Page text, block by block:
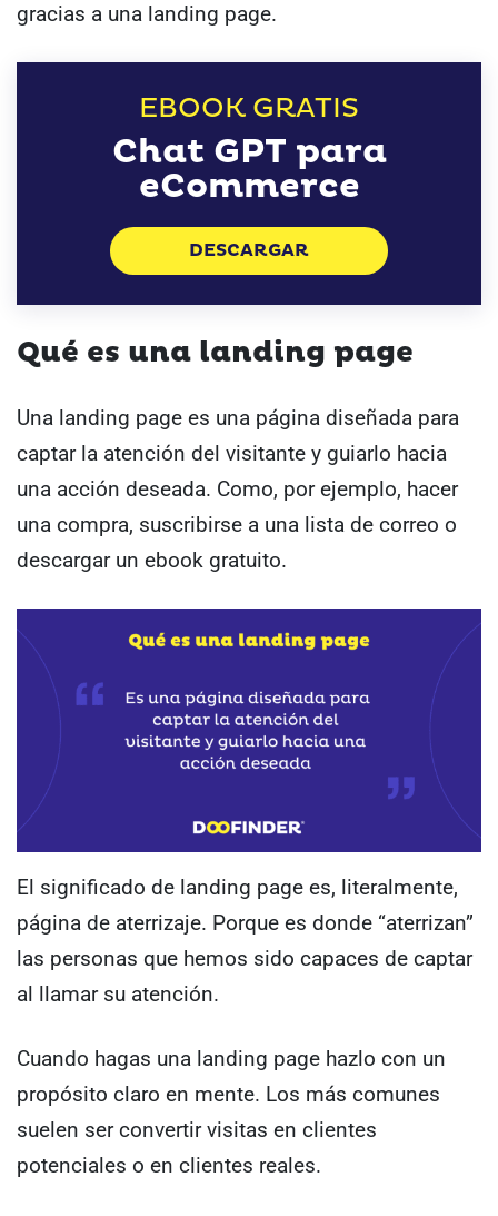
gracias a una landing page.
EBOOK GRATIS
Chat GPT para
eCommerce
DESCARGAR
Qué es una landing page
Una landing page es una página diseñada para
captar la atención del visitante y guiarlo hacia
una acción deseada. Como, por ejemplo, hacer
una compra, suscribirse a una lista de correo o
descargar un ebook gratuito.
El significado de landing page es, literalmente,
página de aterrizaje. Porque es donde “aterrizan”
las personas que hemos sido capaces de captar
al llamar su atención.
Cuando hagas una landing page hazlo con un
propósito claro en mente. Los más comunes
suelen ser convertir visitas en clientes
potenciales o en clientes reales.